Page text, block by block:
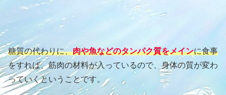
糖質の代わりに、肉や魚などのタンパク質をメインに食事
をすれば、筋肉の材料が入っているので、身体の質が変わ
っていくということです。